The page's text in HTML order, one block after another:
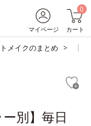
マイページ
0
カート
メイクのまとめ 【
別】毎日